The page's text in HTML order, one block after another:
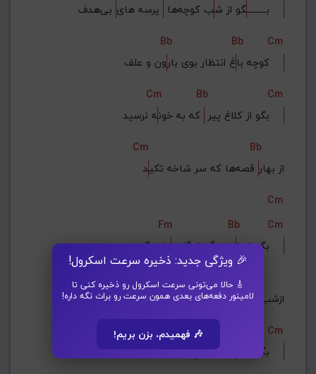
🎉 ویژگی جدید: ذخیره سرعت اسکرول!
🎸 حالا می‌تونی سرعت اسکرول رو ذخیره کنی تا
لامینور دفعه‌های بعدی همون سرعت رو برات نگه داره!
🎶 فهمیدم، بزن بریم!
بـــــــــگو از شب کوچه‌ها پرسه های
Bb
Bb
Cm
کوچه ‌با
غ انتظار بوی بار
Cm
Bb
Cm
بگو از کلاغ پیر که به خون
Cm
Bb
از بهار قصه‌ها که سر شاخه تکی
د
Cm
Fm
Bb
Cm
بگو از خونه بگو از گل پ
Cm
ازشب شبزده‌ها که نمی‌م ونه بگو
Fm
Cm
بگو از م
حبوبه‌ها